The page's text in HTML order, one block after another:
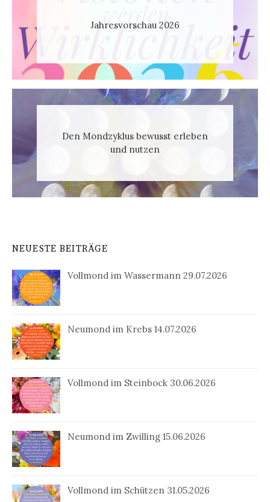
Jahresvorschau 2026
Den Mondzyklus bewusst erleben
und nutzen
NEUESTE BEITRÄGE
Vollmond im Wassermann 29.07.2026
Neumond im Krebs 14.07.2026
Vollmond im Steinbock 30.06.2026
Neumond im Zwilling 15.06.2026
Vollmond im Schützen 31.05.2026